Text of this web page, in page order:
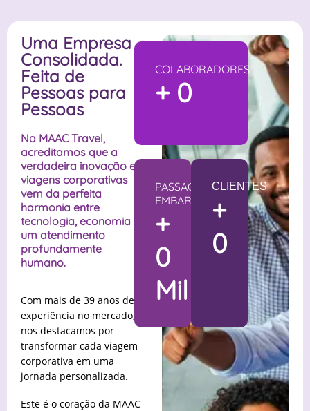
Uma Empresa
Consolidada.
Feita de
Pessoas para
Pessoas
Na MAAC Travel,
acreditamos que a
verdadeira inovação em
viagens corporativas
vem da perfeita
harmonia entre
tecnologia, economia e
um atendimento
profundamente
humano.
Com mais de 39 anos de
experiência no mercado,
nos destacamos por
transformar cada viagem
corporativa em uma
jornada personalizada.
Este é o coração da MAAC
COLABORADORES
+ 0
PASSAGEIROS
EMBARCADOS
+
0
Mil
CLIENTES
+
0